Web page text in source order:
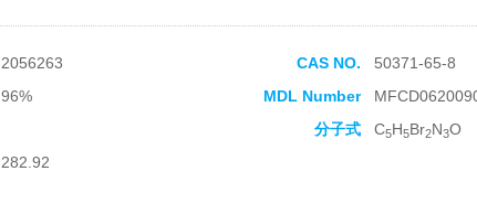
2056263 CAS NO.
50371-65-8
96% MDL Number
分子式 C5H5Br2N3O
282.92